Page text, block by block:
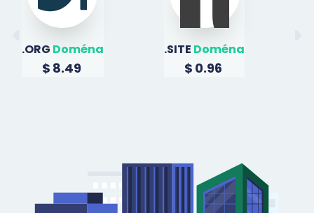
.ORG Doména
$ 8.49
.SITE Doména
$ 0.96